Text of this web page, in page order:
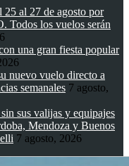
25 al 27 de agosto por
Todos los vuelos serán
una gran fiesta popular
nuevo vuelo directo a
semanales 7 agosto,
sus valijas y equipajes
Mendoza y Buenos
7 agosto, 2026